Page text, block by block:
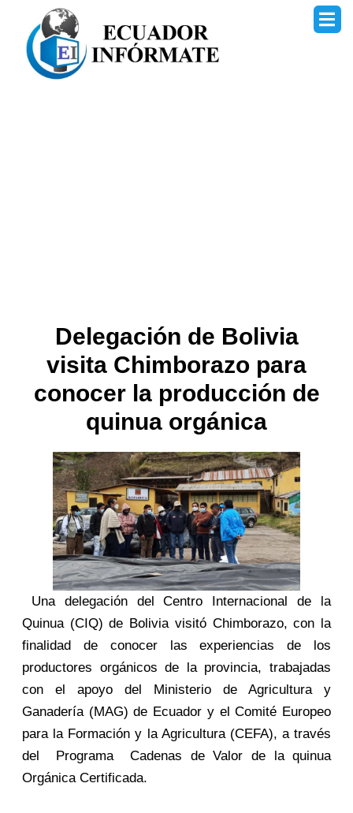
contenido
Delegación de Bolivia
visita Chimborazo para
conocer la producción de
quinua orgánica
Una delegación del Centro Internacional de la
Quinua (CIQ) de Bolivia visitó Chimborazo, con la
finalidad de conocer las experiencias de los
productores orgánicos de la provincia, trabajadas
con el apoyo del Ministerio de Agricultura y
Ganadería (MAG) de Ecuador y el Comité Europeo
para la Formación y la Agricultura (CEFA), a través
del Programa Cadenas de Valor de la quinua
Orgánica Certificada.